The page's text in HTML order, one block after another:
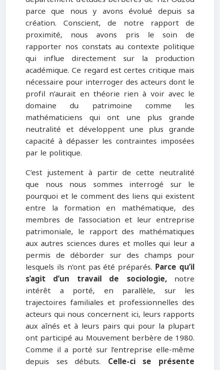
parce que nous y avons évolué depuis sa
création. Conscient, de notre rapport de
proximité, nous avons pris le soin de
rapporter nos constats au contexte politique
qui influe directement sur la production
académique. Ce regard est certes critique mais
nécessaire pour interroger des acteurs dont le
profil n’aurait en théorie rien à voir avec le
domaine du patrimoine comme les
mathématiciens qui ont une plus grande
neutralité et développent une plus grande
capacité à dépasser les contraintes imposées
par le politique.
C’est justement à partir de cette neutralité
que nous nous sommes interrogé sur le
pourquoi et le comment des liens qui existent
entre la formation en mathématique, des
membres de l’association et leur entreprise
patrimoniale, le rapport des mathématiques
aux autres sciences dures et molles qui leur a
permis de déborder sur des champs pour
lesquels ils n’ont pas été préparés. Parce qu’il
s’agit d’un travail de sociologie,notre
intérêt a porté, en parallèle, sur les
trajectoires familiales et professionnelles des
acteurs qui nous concernent ici, leurs rapports
aux aînés et à leurs pairs qui pour la plupart
ont participé au Mouvement berbère de 1980.
Comme il a porté sur l’entreprise elle-même
depuis ses débuts. Celle-ci se présente